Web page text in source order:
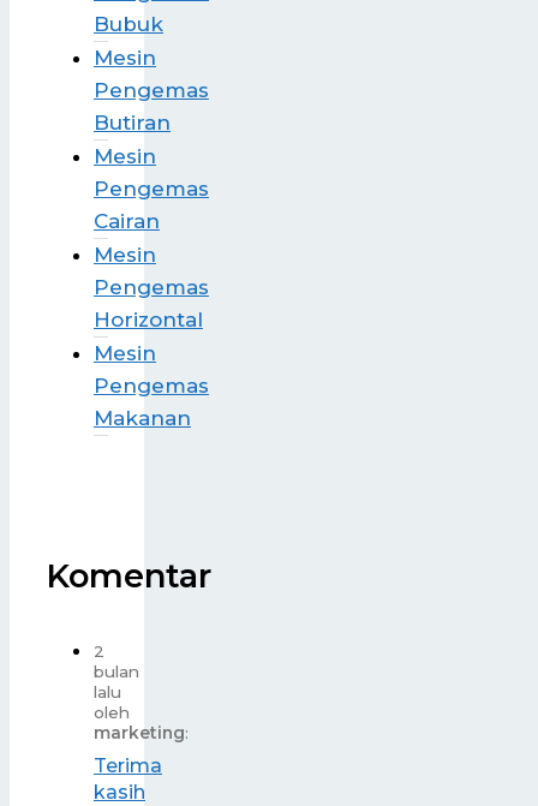
Bubuk
Mesin
Pengemas
Butiran
Mesin
Pengemas
Cairan
Mesin
Pengemas
Horizontal
Mesin
Pengemas
Makanan
Komentar
2
bulan
lalu
oleh
marketing:
Terima
kasih